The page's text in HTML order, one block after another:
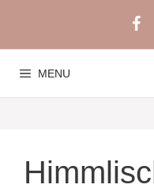
content
MENU